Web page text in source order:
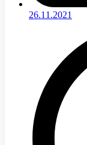
26.11.2021